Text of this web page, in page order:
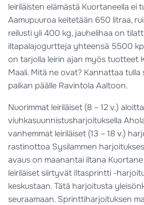
leiriläisten elämästä Kuortaneella ei
Aamupuuroa keitetään 650 litraa,
reilusti yli 400 kg, jauhelihaa on
iltapalajogurtteja yhteensä 5500
on tarjolla leirin ajan myös tuotteet
Maali. Mitä ne ovat? Kannattaa tulla
paikan päälle Ravintola Aaltoon.
Nuorimmat leiriläiset (8 – 12 v.)
viuhkasuunnistusharjoituksella
vanhemmat leiriläiset (13 – 18 v.)
rastinottoa Sysilammen
avaus on maanantai iltana
leiriläiset siirtyvät Iltasprintti -
keskustaan. Tätä harjoitusta
seuraamaan. Sprinttiharjoituksen